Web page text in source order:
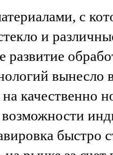
с
и
развитие
вынесло
на качественно
быстро